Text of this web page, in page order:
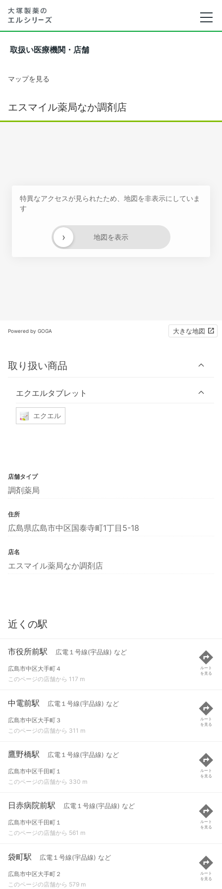
取扱い医療機関・店舗
マップを見る
エスマイル薬局なか調剤店
特異なアクセスが見られたため、地図を非表示にしていま
す
地図を表示
›
Powered by GOGA 大きな地図
取り扱い商品
エクエルタブレット
エクエル
店舗タイプ
調剤薬局
住所
広島県広島市中区国泰寺町1丁目5-18
店名
エスマイル薬局なか調剤店
近くの駅
市役所前駅 広電１号線(宇品線) など
広島市中区大手町４
このページの店舗から 117 m
ルート
を見る
中電前駅 広電１号線(宇品線) など
広島市中区大手町３
このページの店舗から 311 m
ルート
を見る
鷹野橋駅 広電１号線(宇品線) など
広島市中区千田町１
このページの店舗から 330 m
ルート
を見る
日赤病院前駅 広電１号線(宇品線) など
広島市中区千田町１
このページの店舗から 561 m
ルート
を見る
袋町駅 広電１号線(宇品線) など
広島市中区大手町２
このページの店舗から 579 m
ルート
を見る